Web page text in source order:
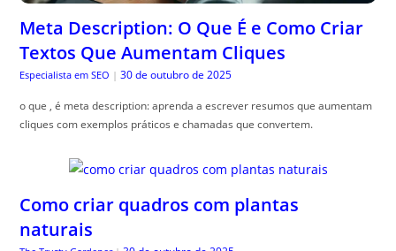
Meta Description: O Que É e Como Criar
Textos Que Aumentam Cliques
Especialista em SEO | 30 de outubro de 2025
o que , é meta description: aprenda a escrever resumos que aumentam
cliques com exemplos práticos e chamadas que convertem.
Como criar quadros com plantas
naturais